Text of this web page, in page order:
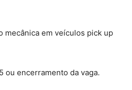
mecânica em veículos pick up
ou encerramento da vaga.